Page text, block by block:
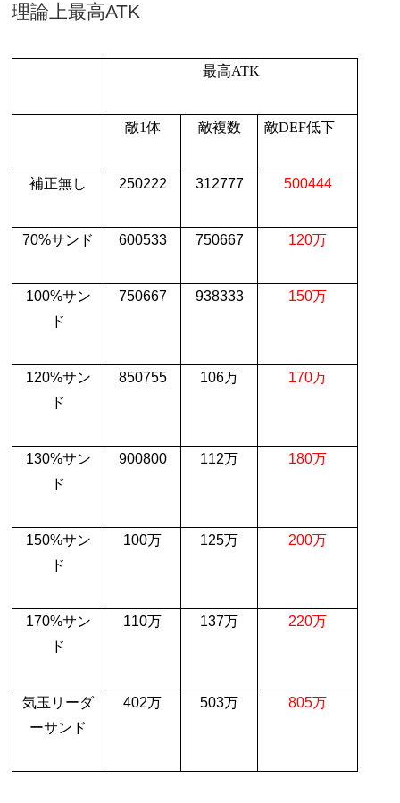
理論上最高ATK
最高ATK
敵1体 敵複数 敵DEF低下
補正無し 250222 312777 500444
70%サンド 600533 750667 120万
100%サン
ド
750667 938333 150万
120%サン
ド
850755 106万 170万
130%サン
ド
900800 112万 180万
150%サン
ド
100万 125万 200万
170%サン
ド
110万 137万 220万
気玉リーダ
ーサンド
402万 503万 805万